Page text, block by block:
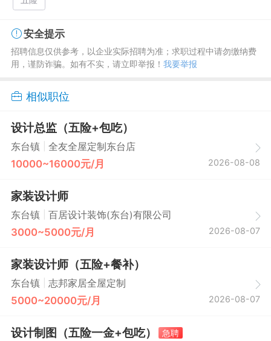
安全提示
招聘信息仅供参考，以企业实际招聘为准；求职过程中请勿缴纳费
用，谨防诈骗。如有不实，请立即举报！ 我要举报
相似职位
设计总监（五险+包吃）
东台镇 全友全屋定制东台店
10000~16000元/月 2026-08-08
家装设计师
东台镇 百居设计装饰(东台)有限公司
3000~5000元/月 2026-08-07
家装设计师（五险+餐补）
东台镇 志邦家居全屋定制
5000~20000元/月 2026-08-07
设计制图（五险一金+包吃） 急聘